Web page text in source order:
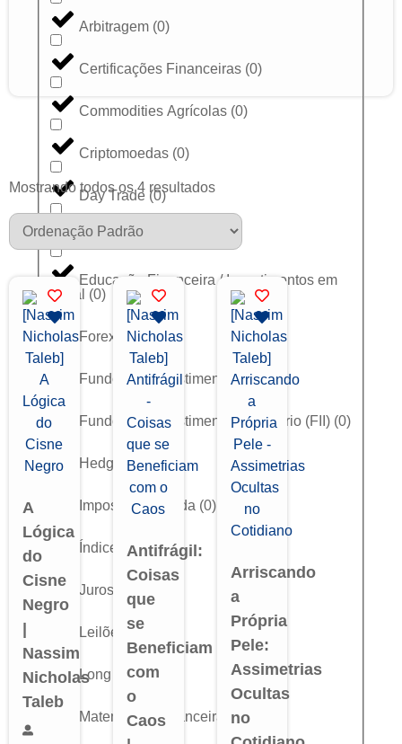
Arbitragem (0)
Certificações Financeiras (0)
Commodities Agrícolas (0)
Criptomoedas (0)
Day Trade (0)
Dólar(0)
Educação Financeira / Investimentos em
Geral (0)
Forex 0)
Fundos de Investimento(0)
Fundos de Investimento Imobiliário (FII) (0)
Hedge (0)
Imposto de Renda (0)
Índice 0)
Juros (DI)
Leilões(0)
Long & Short
Matemática Financeira (0)
Mostrando todos os 4 resultados
A
Lógica
do
Cisne
Negro
|
Nassim
Nicholas
Taleb
Antifrágil:
Coisas
que
se
Beneficiam
com
o
Caos
Arriscando
a
Própria
Pele:
Assimetrias
Ocultas
no